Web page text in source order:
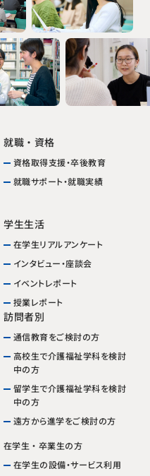
就職・資格
資格取得支援・卒後教育
就職サポート・就職実績
学生生活
在学生リアルアンケート
インタビュー・座談会
イベントレポート
授業レポート
訪問者別
通信教育をご検討の方
高校生で介護福祉学科を検討
中の方
留学生で介護福祉学科を検討
中の方
遠方から進学をご検討の方
在学生・卒業生の方
在学生の設備・サービス利用